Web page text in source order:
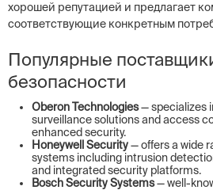
хорошей репутацией и предлагает
соответствующие конкретным
Популярные
безопасности
Oberon Technologies— specializes
surveillance solutions and access
enhanced security.
Honeywell Security— offers a wide
systems including intrusion
and integrated security platforms.
Bosch Security Systems— well-